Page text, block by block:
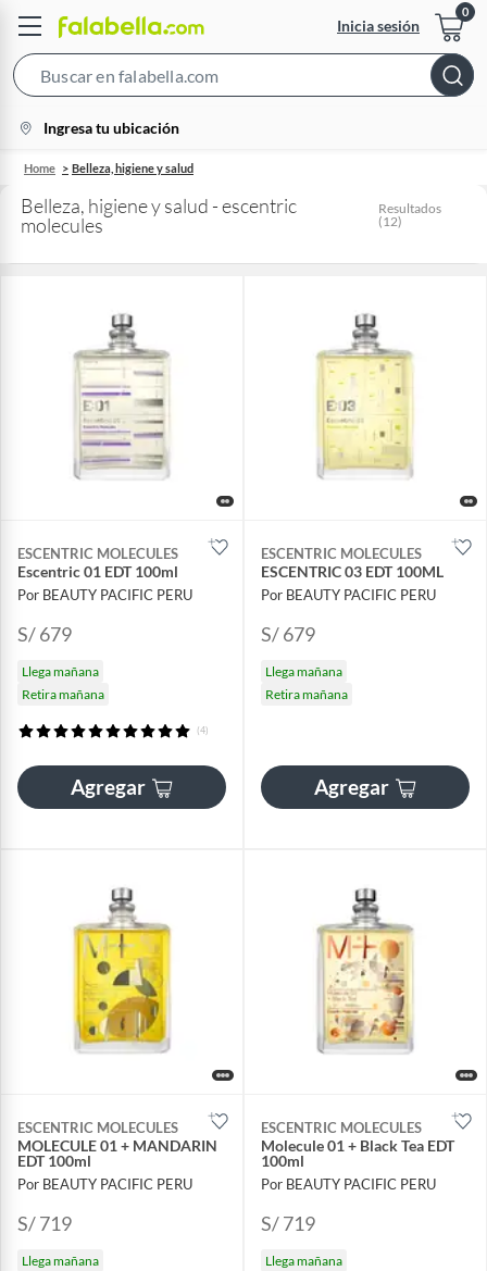
Inicia sesión
Bar
location-
icon
Ingresa tu ubicación
Home Belleza, higiene y salud
Belleza, higiene y salud - escentric
molecules
Resultados
(12)
ESCENTRIC MOLECULES
Escentric 01 EDT 100ml
Por BEAUTY PACIFIC PERU
S/ 679
Llega mañana
Retira mañana
(4)
Agregar
ESCENTRIC MOLECULES
ESCENTRIC 03 EDT 100ML
Por BEAUTY PACIFIC PERU
S/ 679
Llega mañana
Retira mañana
Agregar
ESCENTRIC MOLECULES
MOLECULE 01 + MANDARIN
EDT 100ml
Por BEAUTY PACIFIC PERU
S/ 719
Llega mañana
ESCENTRIC MOLECULES
Molecule 01 + Black Tea EDT
100ml
Por BEAUTY PACIFIC PERU
S/ 719
Llega mañana